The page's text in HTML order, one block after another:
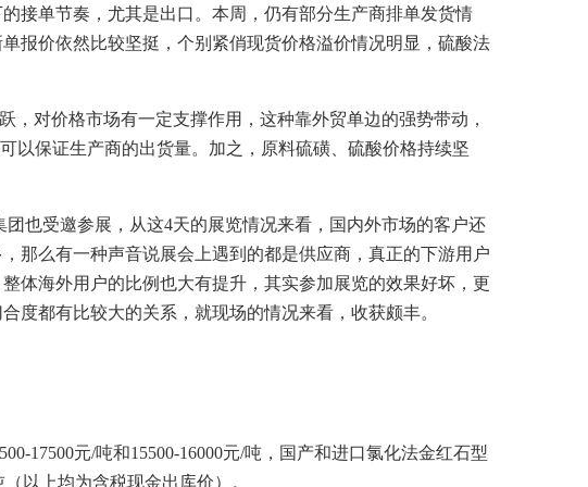
接单节奏，尤其是出口。本周，仍有部分生产商排单发货情
报价依然比较坚挺，个别紧俏现货价格溢价情况明显，硫酸法
对价格市场有一定支撑作用，这种靠外贸单边的强势带动，
以保证生产商的出货量。加之，原料硫磺、硫酸价格持续坚
团也受邀参展，从这4天的展览情况来看，国内外市场的客户还
那么有一种声音说展会上遇到的都是供应商，真正的下游用户
体海外用户的比例也大有提升，其实参加展览的效果好坏，更
度都有比较大的关系，就现场的情况来看，收获颇丰。
17500元/吨和15500-16000元/吨，国产和进口氯化法金红石型
（以上均为含税现金出库价）。